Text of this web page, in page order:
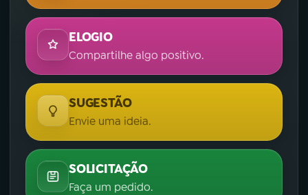
TikTok
ELOGIO
Compartilhe algo positivo.
SUGESTÃO
Envie uma ideia.
SOLICITAÇÃO
Faça um pedido.